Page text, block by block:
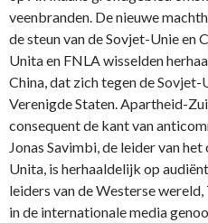
veenbranden. De nieuwe
de steun van de Sovjet-Unie en
Unita en FNLA wisselden
China, dat zich tegen de Sovjet-
Verenigde Staten. Apartheid-
consequent de kant van
Jonas Savimbi, de leider van
Unita, is herhaaldelijk op
leiders van de Westerse
in de internationale media